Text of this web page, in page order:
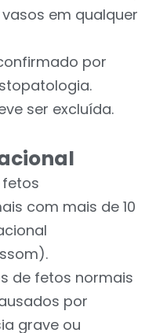
em qualquer
por
ser excluída.
com mais de 10
de fetos normais
por
grave ou